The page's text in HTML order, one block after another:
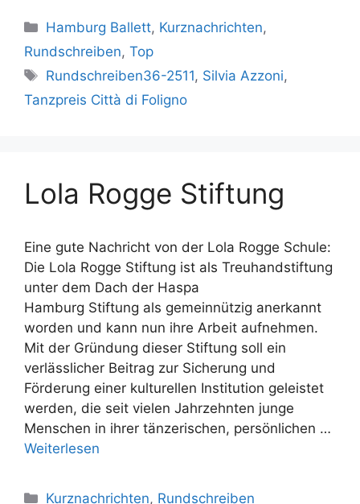
Kategorien
Hamburg Ballett, Kurznachrichten,
Rundschreiben, Top
Schlagwörter
Rundschreiben36-2511, Silvia Azzoni,
Tanzpreis Città di Foligno
Lola Rogge Stiftung
Eine gute Nachricht von der Lola Rogge Schule:
Die Lola Rogge Stiftung ist als Treuhandstiftung
unter dem Dach der Haspa
Hamburg Stiftung als gemeinnützig anerkannt
worden und kann nun ihre Arbeit aufnehmen.
Mit der Gründung dieser Stiftung soll ein
verlässlicher Beitrag zur Sicherung und
Förderung einer kulturellen Institution geleistet
werden, die seit vielen Jahrzehnten junge
Menschen in ihrer tänzerischen, persönlichen …
Weiterlesen
Kategorien
Kurznachrichten, Rundschreiben